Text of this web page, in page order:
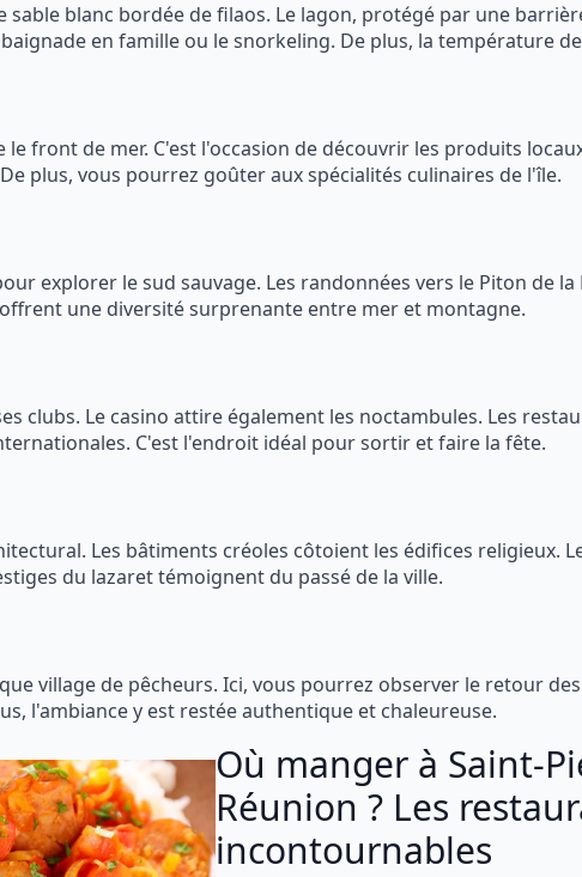
blanc bordée de filaos. Le lagon, protégé par une
en famille ou le snorkeling. De plus, la température
front de mer. C'est l'occasion de découvrir les produits
plus, vous pourrez goûter aux spécialités culinaires de l'île.
explorer le sud sauvage. Les randonnées vers le Piton de la
une diversité surprenante entre mer et montagne.
clubs. Le casino attire également les noctambules. Les
C'est l'endroit idéal pour sortir et faire la fête.
Les bâtiments créoles côtoient les édifices religieux.
du lazaret témoignent du passé de la ville.
village de pêcheurs. Ici, vous pourrez observer le retour
l'ambiance y est restée authentique et chaleureuse.
Où manger à Saint-
Réunion ? Les
incontournables